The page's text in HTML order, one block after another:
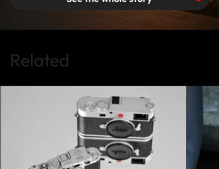
Related